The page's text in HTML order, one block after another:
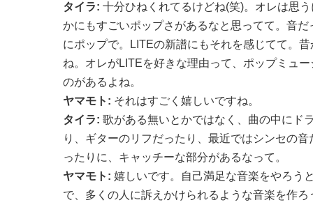
タイラ: 十分ひねくれてるけどね(笑)。オレは思
かにもすごいポップさがあるなと思ってて。音
にポップで。LITEの新譜にもそれを感じてて。
ね。オレがLITEを好きな理由って、ポップミュ
のがあるよね。
ヤマモト: それはすごく嬉しいですね。
タイラ: 歌がある無いとかではなく、曲の中にド
り、ギターのリフだったり、最近ではシンセの
ったりに、キャッチーな部分があるなって。
ヤマモト: 嬉しいです。自己満足な音楽をやろう
で、多くの人に訴えかけられるような音楽を作